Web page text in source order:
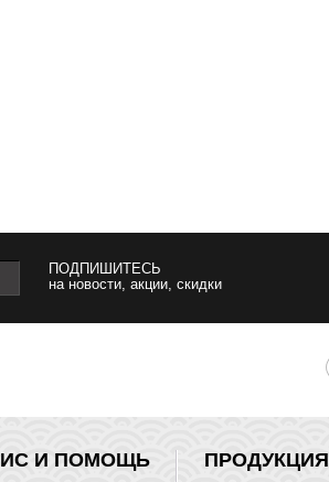
ПОДПИШИТЕСЬ
на новости, акции, скидки
И ПОМОЩЬ ПРОДУКЦИЯ